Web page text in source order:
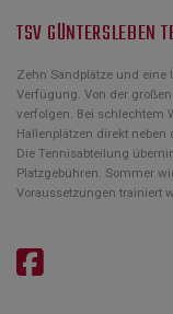
TSV GÜNTERSLEBEN
Zehn Sandplätze und
Verfügung. Von der
verfolgen. Bei schlechtem
Hallenplätzen direkt neben
Die Tennisabteilung
Platzgebühren. Sommer
Voraussetzungen trainiert